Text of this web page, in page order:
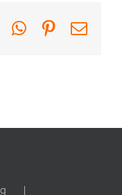
WhatsApp
Pinterest